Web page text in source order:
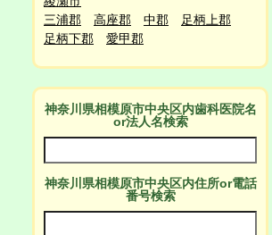
三浦郡
高座郡 中郡
足柄上郡
足柄下郡
愛甲郡
神奈川県相模原市中央区内歯科医院名
or法人名検索
神奈川県相模原市中央区内住所or電話
番号検索